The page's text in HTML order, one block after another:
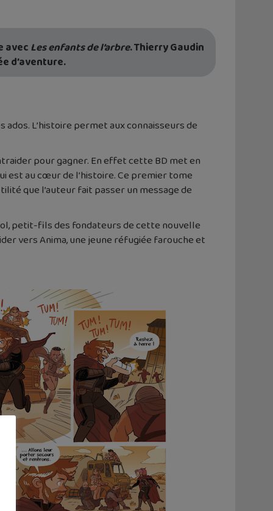
avecLes enfants de l’arbre. Thierry Gaudin
d’aventure.
L’histoire permet aux connaisseurs de
pour gagner. En effet cette BD met en
est au cœur de l’histoire. Ce premier tome
que l’auteur fait passer un message de
petit-fils des fondateurs de cette nouvelle
vers Anima, une jeune réfugiée farouche et